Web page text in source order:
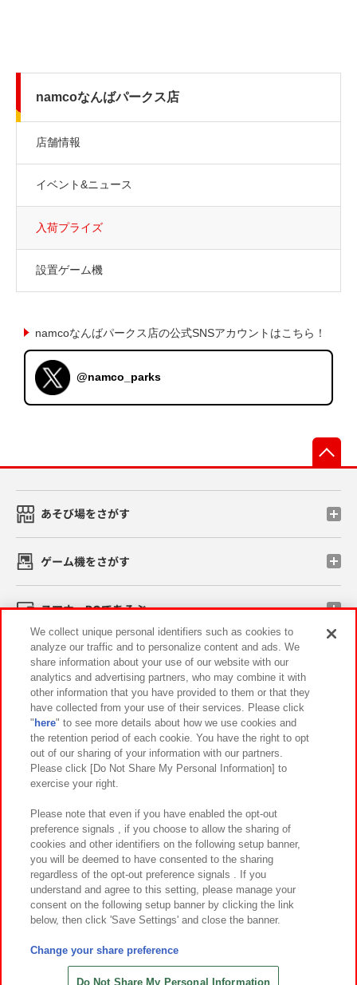
namcoなんばパークス店
店舗情報
イベント&ニュース
入荷プライズ
設置ゲーム機
namcoなんばパークス店の公式SNSアカウントはこちら！
@namco_parks
あそび場をさがす
ゲーム機をさがす
スマホ・PCであそぶ
イベント・キャンペーン
関連会社 サステナビリティ サイトポリシー
プライバシーポリシー ウェブアクセシビリティ方針と検証結果
お取引先さまとともに
カスタマーハラスメント対応方針 よくあるご質問・お問い合わせ
©Bandai Namco Amusement Inc.
©Bandai Namco Amusement Lab Inc.
©HANAYASHIKI Co., Ltd. All Rights Reserved.
We collect unique personal identifiers such as cookies to
analyze our traffic and to personalize content and ads. We
share information about your use of our website with our
analytics and advertising partners, who may combine it with
other information that you have provided to them or that they
have collected from your use of their services. Please click
" here" to see more details about how we use cookies and
the retention period of each cookie. You have the right to opt
out of our sharing of your information with our partners.
Please click [Do Not Share My Personal Information] to
exercise your right.
Please note that even if you have enabled the opt-out
preference signals , if you choose to allow the sharing of
cookies and other identifiers on the following setup banner,
you will be deemed to have consented to the sharing
regardless of the opt-out preference signals . If you
understand and agree to this setting, please manage your
consent on the following setup banner by clicking the link
below, then click 'Save Settings' and close the banner.
Change your share preference
Do Not Share My Personal Information